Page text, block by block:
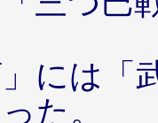
には「
た。